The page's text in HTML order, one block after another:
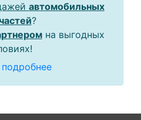
автомобильных
?
на выгодных
подробнее